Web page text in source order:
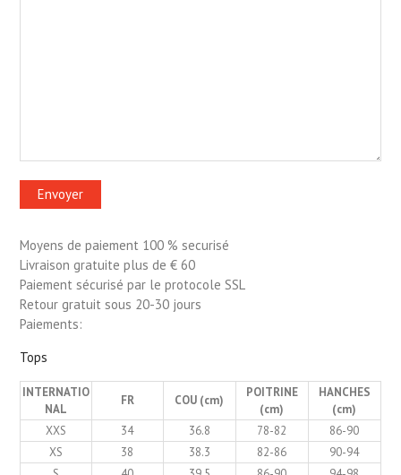
Moyens de paiement 100 % securisé
Livraison gratuite plus de € 60
Paiement sécurisé par le protocole SSL
Retour gratuit sous 20-30 jours
Paiements:
Tops
INTERNATIO
NAL
FR COU (cm)
POITRINE
(cm)
HANCHES
(cm)
XXS
34 36.8 78-82
86-90
XS
38 38.3 82-86
90-94